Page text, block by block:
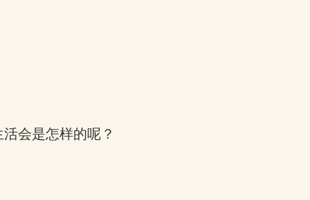
会是怎样的呢？